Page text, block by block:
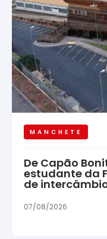
MANCHETE
De Capão
estudante da
de
07/08/2026